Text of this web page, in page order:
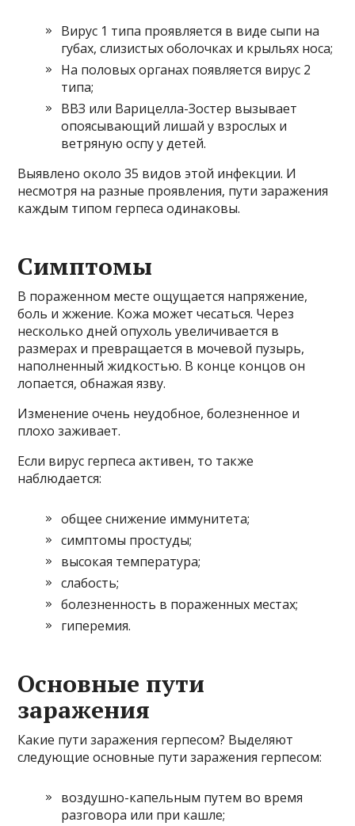
Вирус 1 типа проявляется в виде сыпи на
губах, слизистых оболочках и крыльях носа;
На половых органах появляется вирус 2
типа;
ВВЗ или Варицелла-Зостер вызывает
опоясывающий лишай у взрослых и
ветряную оспу у детей.
Выявлено около 35 видов этой инфекции. И
несмотря на разные проявления, пути заражения
каждым типом герпеса одинаковы.
Симптомы
В пораженном месте ощущается напряжение,
боль и жжение. Кожа может чесаться. Через
несколько дней опухоль увеличивается в
размерах и превращается в мочевой пузырь,
наполненный жидкостью. В конце концов он
лопается, обнажая язву.
Изменение очень неудобное, болезненное и
плохо заживает.
Если вирус герпеса активен, то также
наблюдается:
общее снижение иммунитета;
симптомы простуды;
высокая температура;
слабость;
болезненность в пораженных местах;
гиперемия.
Основные пути
заражения
Какие пути заражения герпесом? Выделяют
следующие основные пути заражения герпесом:
воздушно-капельным путем во время
разговора или при кашле;